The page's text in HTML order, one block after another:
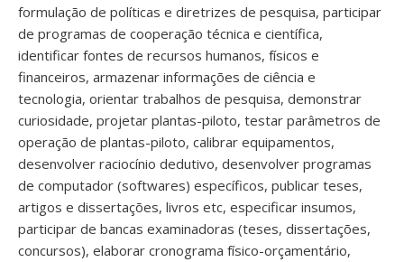
formulação de políticas e diretrizes de pesquisa, participar
de programas de cooperação técnica e científica,
identificar fontes de recursos humanos, físicos e
financeiros, armazenar informações de ciência e
tecnologia, orientar trabalhos de pesquisa, demonstrar
curiosidade, projetar plantas-piloto, testar parâmetros de
operação de plantas-piloto, calibrar equipamentos,
desenvolver raciocínio dedutivo, desenvolver programas
de computador (softwares) específicos, publicar teses,
artigos e dissertações, livros etc, especificar insumos,
participar de bancas examinadoras (teses, dissertações,
concursos), elaborar cronograma físico-orçamentário,